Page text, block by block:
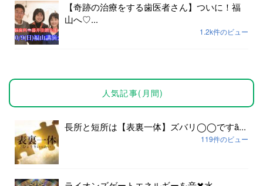
【奇跡の治療をする歯医者さん】ついに！福
山へ♡...
1.2k件のビュー
人気記事(月間)
長所と短所は【表裏一体】ズバリ◯◯ですȃ...
119件のビュー